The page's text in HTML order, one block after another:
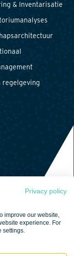
& Inventarisatie
regelgeving
Privacy policy
improve our website,
experience. For
settings.